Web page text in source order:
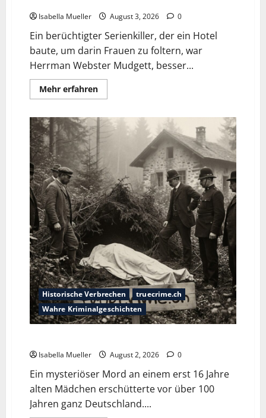
Isabella Mueller August 3, 2026 0
Ein berüchtigter Serienkiller, der ein Hotel
baute, um darin Frauen zu foltern, war
Herrman Webster Mudgett, besser...
Mehr erfahren
Historische Verbrechen
truecrime.ch
Wahre Kriminalgeschichten
Isabella Mueller August 2, 2026 0
Ein mysteriöser Mord an einem erst 16 Jahre
alten Mädchen erschütterte vor über 100
Jahren ganz Deutschland....